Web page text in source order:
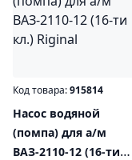
Код товара:915814
Насос водяной
(помпа) для а/м
ВАЗ-2110-12 (16-ти